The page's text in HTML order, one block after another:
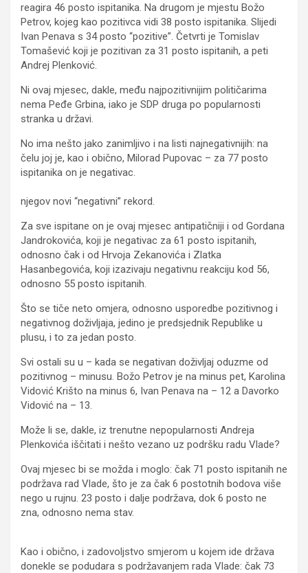
reagira 46 posto ispitanika. Na drugom je mjestu Božo
Petrov, kojeg kao pozitivca vidi 38 posto ispitanika. Slijedi
Ivan Penava s 34 posto “pozitive”. Četvrti je Tomislav
Tomašević koji je pozitivan za 31 posto ispitanih, a peti
Andrej Plenković.
Ni ovaj mjesec, dakle, među najpozitivnijim političarima
nema Peđe Grbina, iako je SDP druga po popularnosti
stranka u državi.
No ima nešto jako zanimljivo i na listi najnegativnijih: na
čelu joj je, kao i obično, Milorad Pupovac – za 77 posto
ispitanika on je negativac.
njegov novi “negativni” rekord.
Za sve ispitane on je ovaj mjesec antipatičniji i od Gordana
Jandrokovića, koji je negativac za 61 posto ispitanih,
odnosno čak i od Hrvoja Zekanovića i Zlatka
Hasanbegovića, koji izazivaju negativnu reakciju kod 56,
odnosno 55 posto ispitanih.
Što se tiče neto omjera, odnosno usporedbe pozitivnog i
negativnog doživljaja, jedino je predsjednik Republike u
plusu, i to za jedan posto.
Svi ostali su u – kada se negativan doživljaj oduzme od
pozitivnog – minusu. Božo Petrov je na minus pet, Karolina
Vidović Krišto na minus 6, Ivan Penava na – 12 a Davorko
Vidović na – 13.
Može li se, dakle, iz trenutne nepopularnosti Andreja
Plenkovića iščitati i nešto vezano uz podršku radu Vlade?
Ovaj mjesec bi se možda i moglo: čak 71 posto ispitanih ne
podržava rad Vlade, što je za čak 6 postotnih bodova više
nego u rujnu. 23 posto i dalje podržava, dok 6 posto ne
zna, odnosno nema stav.
Kao i obično, i zadovoljstvo smjerom u kojem ide država
donekle se podudara s podržavanjem rada Vlade: čak 73